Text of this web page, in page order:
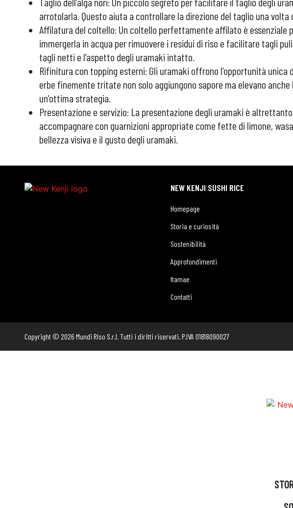
arrotolarla. Questo aiuta a controllare la direzione del taglio una
Affilatura del coltello: Un coltello perfettamente affilato è essenziale
immergerla in acqua per rimuovere i residui di riso e facilitare tagli
tagli netti e l’aspetto degli uramaki intatto.
Rifinitura con topping esterni: Gli uramaki offrono l’opportunità
erbe finemente tritate non solo aggiungono sapore ma elevano
un’ottima strategia.
Presentazione e servizio: La presentazione degli uramaki è
accompagnare con guarnizioni appropriate come fette di limone,
bellezza visiva e il gusto degli uramaki.
NEW KENJI SUSHI RICE
Homepage
Storia e curiosità
Sostenibilità
Approfondimenti
Itamae
Contatti
Copyright © 2026 Mundi RIso S.r.l. Tutti i diritti riservati. P.IVA 01818090027